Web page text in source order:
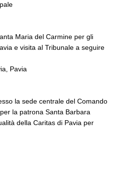
Maria del Carmine per gli
e visita al Tribunale a seguire
Pavia
la sede centrale del Comando
la patrona Santa Barbara
della Caritas di Pavia per